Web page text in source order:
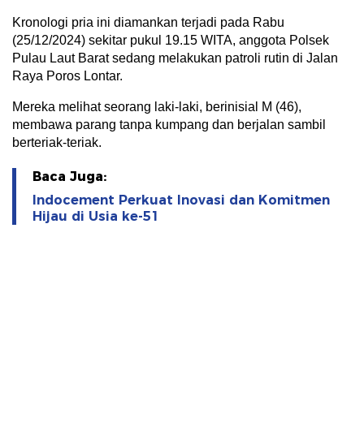
Kronologi pria ini diamankan terjadi pada Rabu
(25/12/2024) sekitar pukul 19.15 WITA, anggota Polsek
Pulau Laut Barat sedang melakukan patroli rutin di Jalan
Raya Poros Lontar.
Mereka melihat seorang laki-laki, berinisial M (46),
membawa parang tanpa kumpang dan berjalan sambil
berteriak-teriak.
Baca Juga:
Indocement Perkuat Inovasi dan Komitmen
Hijau di Usia ke-51